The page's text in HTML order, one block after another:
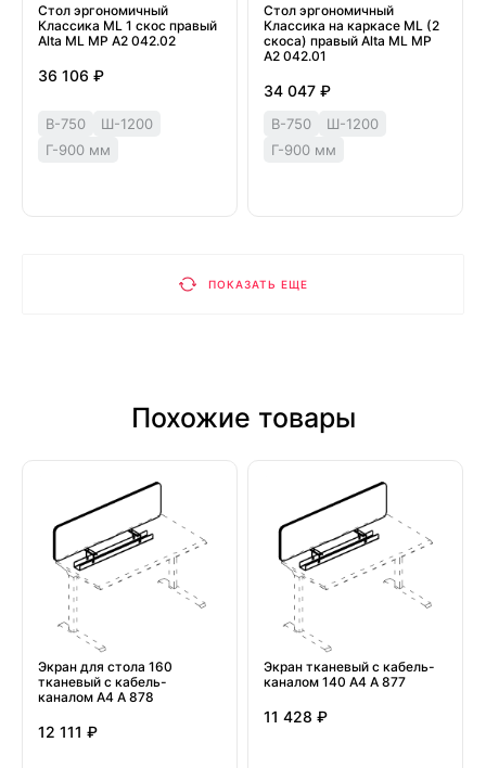
Стол эргономичный
Классика ML 1 скос правый
Alta ML МР А2 042.02
36 106 ₽
В-750
Ш-1200
Г-900 мм
Стол эргономичный
Классика на каркасе МL (2
скоса) правый Alta ML МР
А2 042.01
34 047 ₽
В-750
Ш-1200
Г-900 мм
ПОКАЗАТЬ ЕЩЕ
Похожие товары
Экран для стола 160
тканевый с кабель-
каналом А4 А 878
12 111 ₽
Экран тканевый с кабель-
каналом 140 А4 А 877
11 428 ₽